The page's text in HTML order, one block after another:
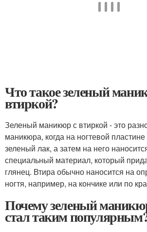
Что такое зеленый
втиркой?
Зеленый маникюр с втиркой - это
маникюра, когда на ногтевой
зеленый лак, а затем на него
специальный материал, который
глянец. Втира обычно наносится на
ногтя, например, на кончике или по
Почему зеленый
стал таким